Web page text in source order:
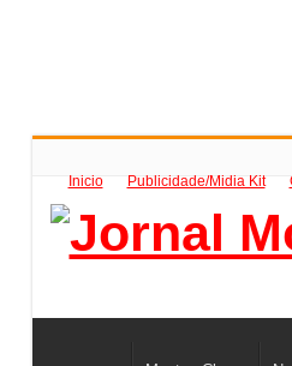
Inicio Publicidade/Midia Kit